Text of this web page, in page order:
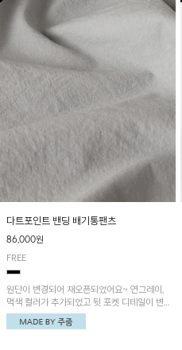
다트포인트 밴딩 배기통팬츠
86,000원
FREE
원단이 변경되어 재오픈되었어요~ 연그레이,
먹색 컬러가 추가되었고 뒷 포켓 디테일이 변
경되었습니다~가볍고 시원하게 착용되는 배
기통팬츠! 허리밴딩과 여유로운 통으로 편안해